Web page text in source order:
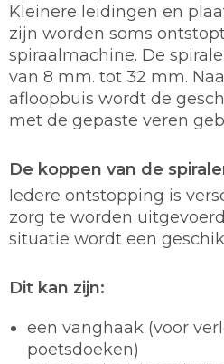
Kleinere leidingen en
zijn worden soms
spiraalmachine. De
van 8 mm. tot 32 mm.
afloopbuis wordt de
met de gepaste veren
De koppen van de
Iedere ontstopping is
zorg te worden
situatie wordt een
Dit kan zijn:
een vanghaak (voor
poetsdoeken)